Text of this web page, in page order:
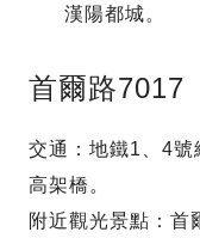
漢陽都城。
首爾路7017
交通：地鐵1、4號
高架橋。
附近觀光景點：首